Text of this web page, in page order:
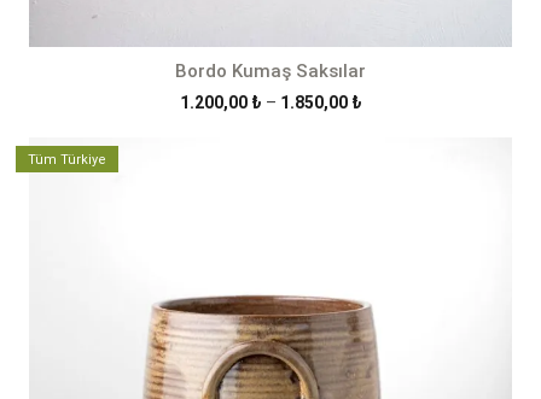
Bordo Kumaş Saksılar
1.200,00 ₺ – 1.850,00 ₺Fiyat
Tüm Türkiye